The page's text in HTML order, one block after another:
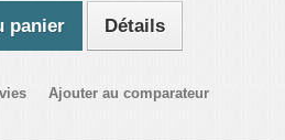
panier Détails
Ajouter au comparateur